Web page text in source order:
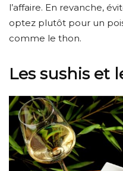
l’affaire. En revanche,
optez plutôt pour un
comme le thon.
Les sushis et